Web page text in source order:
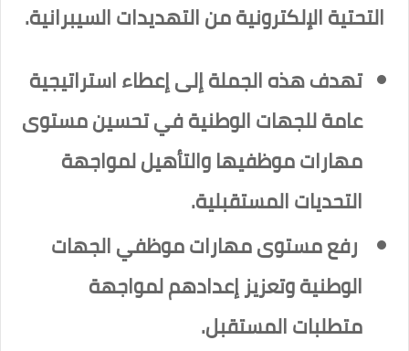
التحتية الإلكترونية من التهديدات السيبرانية.
تهدف هذه الجملة إلى إعطاء استراتيجية
عامة للجهات الوطنية في تحسين مستوى
مهارات موظفيها والتأهيل لمواجهة
التحديات المستقبلية.
رفع مستوى مهارات موظفي الجهات
الوطنية وتعزيز إعدادهم لمواجهة
متطلبات المستقبل.